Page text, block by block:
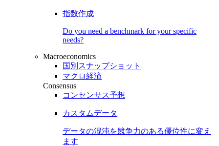
指数作成
Do you need a benchmark for your specific
needs?
Macroeconomics
国別スナップショット
マクロ経済
Consensus
コンセンサス予想
カスタムデータ
データの混沌を競争力のある優位性に変え
ます